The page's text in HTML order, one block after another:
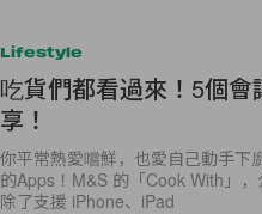
Lifestyle
吃貨們都看過來！5個
享！
你平常熱愛嚐鮮，也愛自己動手下
的Apps！M&S 的「Cook With」
除了支援 iPhone、iPad